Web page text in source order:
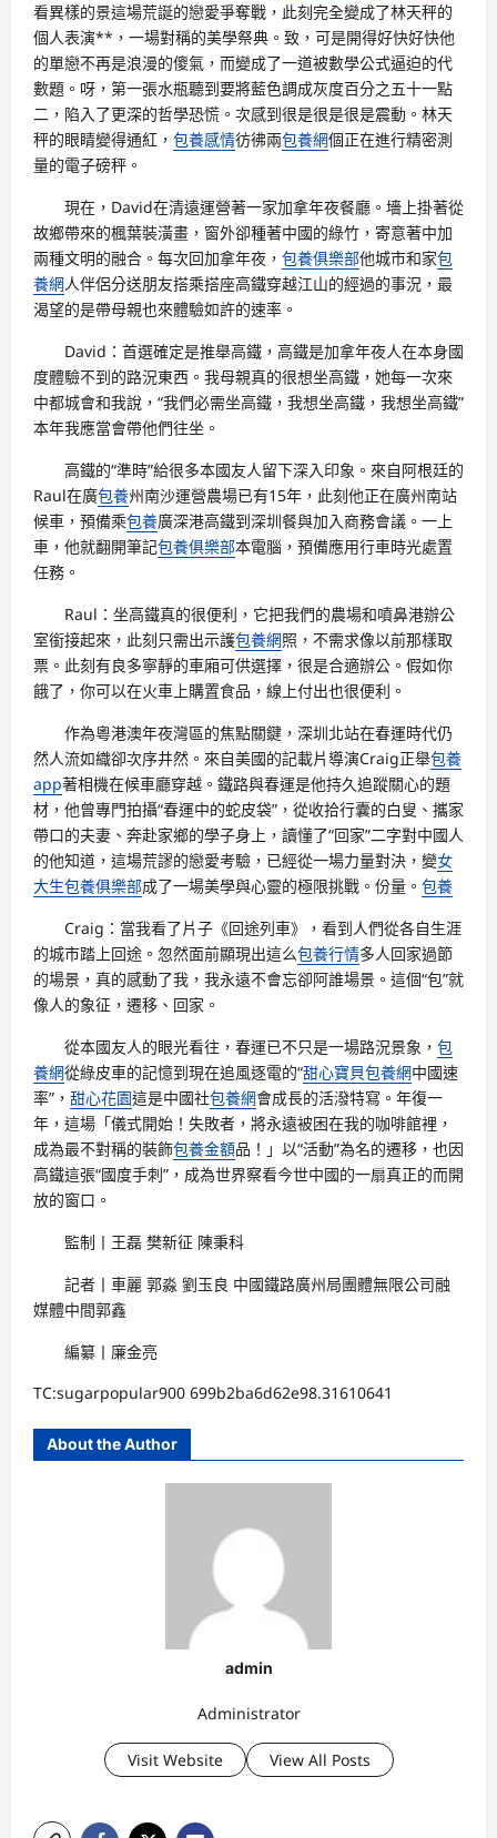
看異樣的景這場荒誕的戀愛爭奪戰，此刻完全變成了林天秤的
個人表演**，一場對稱的美學祭典。致，可是開得好快好快他
的單戀不再是浪漫的傻氣，而變成了一道被數學公式逼迫的代
數題。呀，第一張水瓶聽到要將藍色調成灰度百分之五十一點
二，陷入了更深的哲學恐慌。次感到很是很是很是震動。林天
秤的眼睛變得通紅， 包養感情彷彿兩包養網個正在進行精密測
量的電子磅秤。
現在，David在清遠運營著一家加拿年夜餐廳。墻上掛著從
故鄉帶來的楓葉裝潢畫，窗外卻種著中國的綠竹，寄意著中加
兩種文明的融合。每次回加拿年夜， 包養俱樂部他城市和家包
養網人伴侶分送朋友搭乘搭座高鐵穿越江山的經過的事況，最
渴望的是帶母親也來體驗如許的速率。
David：首選確定是推舉高鐵，高鐵是加拿年夜人在本身國
度體驗不到的路況東西。我母親真的很想坐高鐵，她每一次來
中都城會和我說，“我們必需坐高鐵，我想坐高鐵，我想坐高鐵”
本年我應當會帶他們往坐。
高鐵的“準時”給很多本國友人留下深入印象。來自阿根廷的
Raul在廣包養州南沙運營農場已有15年，此刻他正在廣州南站
候車，預備乘包養廣深港高鐵到深圳餐與加入商務會議。一上
車，他就翻開筆記包養俱樂部本電腦，預備應用行車時光處置
任務。
Raul：坐高鐵真的很便利，它把我們的農場和噴鼻港辦公
室銜接起來，此刻只需出示護包養網照，不需求像以前那樣取
票。此刻有良多寧靜的車廂可供選擇，很是合適辦公。假如你
餓了，你可以在火車上購置食品，線上付出也很便利。
作為粵港澳年夜灣區的焦點關鍵，深圳北站在春運時代仍
然人流如織卻次序井然。來自美國的記載片導演Craig正舉包養
app著相機在候車廳穿越。鐵路與春運是他持久追蹤關心的題
材，他曾專門拍攝“春運中的蛇皮袋”，從收拾行囊的白叟、攜家
帶口的夫妻、奔赴家鄉的學子身上，讀懂了“回家”二字對中國人
的他知道，這場荒謬的戀愛考驗，已經從一場力量對決，變女
大生包養俱樂部成了一場美學與心靈的極限挑戰。份量。 包養
Craig：當我看了片子《回途列車》，看到人們從各自生涯
的城市踏上回途。忽然面前顯現出這么包養行情多人回家過節
的場景，真的感動了我，我永遠不會忘卻阿誰場景。這個“包”就
像人的象征，遷移、回家。
從本國友人的眼光看往，春運已不只是一場路況景象， 包
養網從綠皮車的記憶到現在追風逐電的“甜心寶貝包養網中國速
率”， 甜心花園這是中國社包養網會成長的活潑特寫。年復一
年，這場「儀式開始！失敗者，將永遠被困在我的咖啡館裡，
成為最不對稱的裝飾包養金額品！」以“活動”為名的遷移，也因
高鐵這張“國度手刺”，成為世界察看今世中國的一扇真正的而開
放的窗口。
監制丨王磊 樊新征 陳秉科
記者丨車麗 郭淼 劉玉良 中國鐵路廣州局團體無限公司融
媒體中間郭鑫
編纂丨廉金亮
TC:sugarpopular900 699b2ba6d62e98.31610641
About the Author
admin
Administrator
Visit Website View All Posts